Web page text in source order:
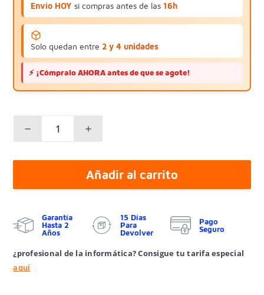
Envío HOY si compras antes de las 16h
Solo quedan entre 2 y 4 unidades
⚡ ¡Cómpralo AHORA antes de que se agote!
Añadir al carrito
Garantía
Hasta 2
Años
15 Días
Para
Devolver
Pago
Seguro
¿profesional de la informática? Consigue tu tarifa especial
aquí